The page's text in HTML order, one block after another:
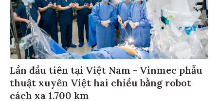
Lần đầu tiên tại Việt Nam - Vinmec phẫu
thuật xuyên Việt hai chiều bằng robot
cách xa 1.700 km